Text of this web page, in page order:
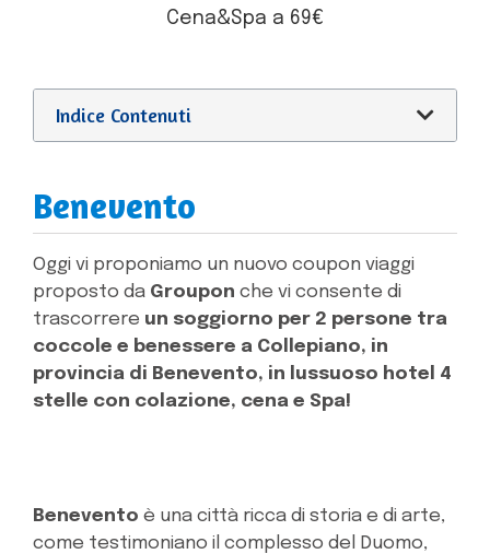
Cena&Spa a 69€
Indice Contenuti
Benevento
Oggi vi proponiamo un nuovo coupon viaggi
proposto da Groupon che vi consente di
trascorrere un soggiorno per 2 persone tra
coccole e benessere a Collepiano, in
provincia di Benevento, in lussuoso hotel 4
stelle con colazione, cena e Spa!
Benevento è una città ricca di storia e di arte,
come testimoniano il complesso del Duomo,